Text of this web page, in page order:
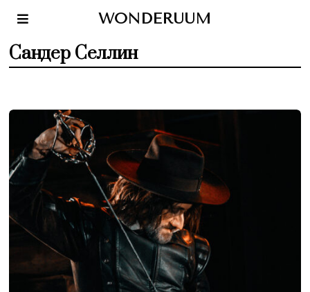
WONDERUUM
Сандер Селлин